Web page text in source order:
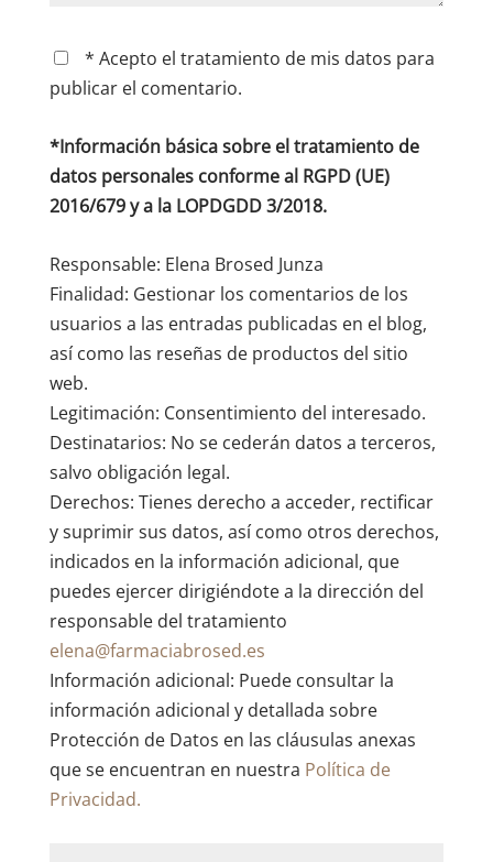
* Acepto el tratamiento de mis datos para
publicar el comentario.
*Información básica sobre el tratamiento de
datos personales conforme al RGPD (UE)
2016/679 y a la LOPDGDD 3/2018.
Responsable: Elena Brosed Junza
Finalidad: Gestionar los comentarios de los
usuarios a las entradas publicadas en el blog,
así como las reseñas de productos del sitio
web.
Legitimación: Consentimiento del interesado.
Destinatarios: No se cederán datos a terceros,
salvo obligación legal.
Derechos: Tienes derecho a acceder, rectificar
y suprimir sus datos, así como otros derechos,
indicados en la información adicional, que
puedes ejercer dirigiéndote a la dirección del
responsable del tratamiento
elena@farmaciabrosed.es
Información adicional: Puede consultar la
información adicional y detallada sobre
Protección de Datos en las cláusulas anexas
que se encuentran en nuestra Política de
Privacidad.